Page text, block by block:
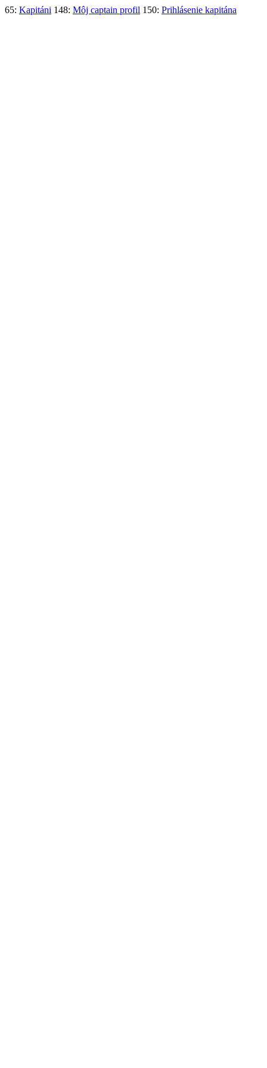
65: Kapitáni 148: Môj captain profil 150: Prihlásenie kapitána